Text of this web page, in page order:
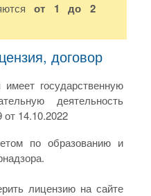
от 1 до 2
договор
государственную
деятельность
14.10.2022
по образованию и
лицензию на сайте